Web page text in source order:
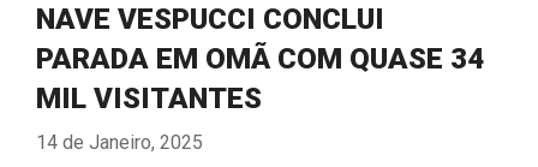
NAVE VESPUCCI CONCLUI
PARADA EM OMÃ COM QUASE 34
MIL VISITANTES
14 de Janeiro, 2025